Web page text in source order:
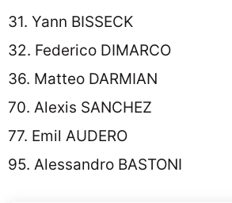
31. Yann BISSECK
32. Federico DIMARCO
36. Matteo DARMIAN
70. Alexis SANCHEZ
77. Emil AUDERO
95. Alessandro BASTONI